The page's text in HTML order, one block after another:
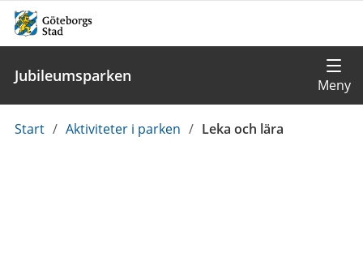
Jubileumsparken
Du
Start / Aktiviteter i parken / Leka och lära